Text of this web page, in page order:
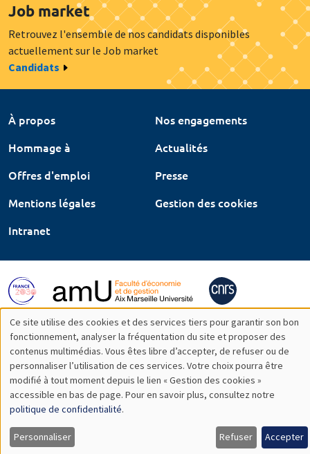
Job market
Retrouvez l'ensemble de nos candidats disponibles
actuellement sur le Job market
Candidats
À propos
Nos engagements
Hommage à
Actualités
Offres d'emploi
Presse
Mentions légales
Gestion des cookies
Intranet
Utilisation
des
données
personnelles
et
Ce site utilise des cookies et des services tiers pour garantir son bon
fonctionnement, analyser la fréquentation du site et proposer des
contenus multimédias. Vous êtes libre d’accepter, de refuser ou de
personnaliser l’utilisation de ces services. Votre choix pourra être
modifié à tout moment depuis le lien « Gestion des cookies »
accessible en bas de page. Pour en savoir plus, consultez notre
politique de confidentialité.
Personnaliser Refuser Accepter